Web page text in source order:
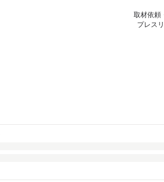
取材依頼
プレス